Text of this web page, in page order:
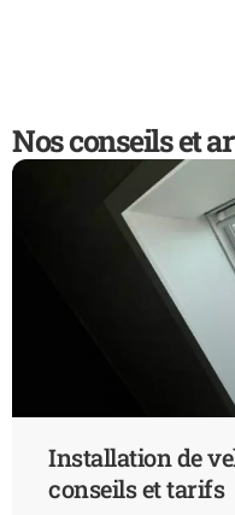
Nos conseils et
Installation de
conseils et tarifs